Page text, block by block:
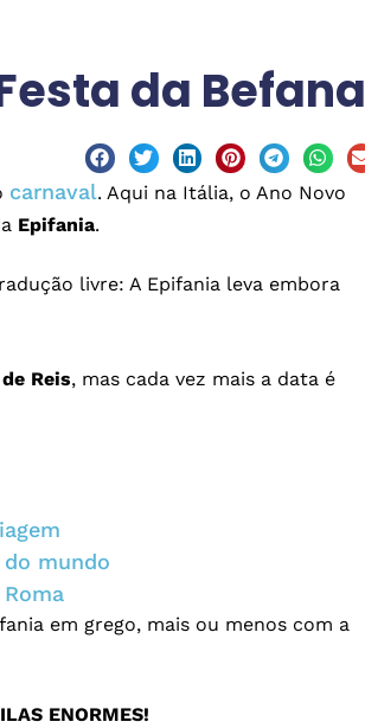
da Befana
carnaval. Aqui na Itália, o Ano Novo
Epifania.
livre: A Epifania leva embora
Reis, mas cada vez mais a data é
do mundo
em grego, mais ou menos com a
ENORMES!